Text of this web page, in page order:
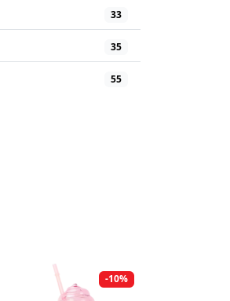
33
35
55
-10%